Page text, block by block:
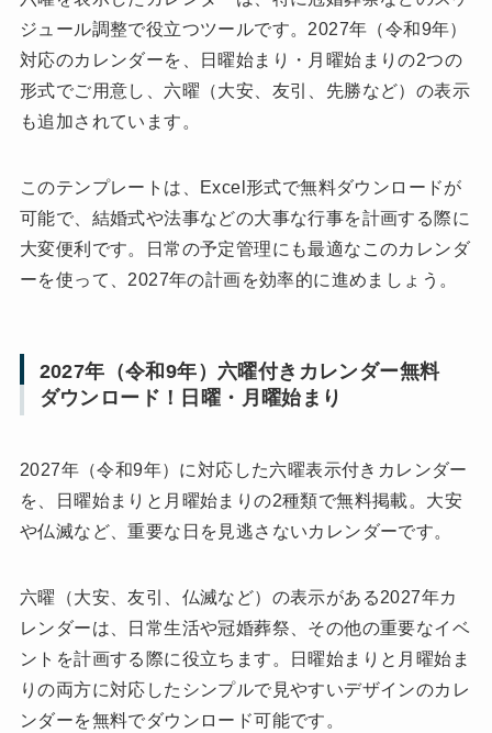
ジュール調整で役立つツールです。2027年（令和9年）
対応のカレンダーを、日曜始まり・月曜始まりの2つの
形式でご用意し、六曜（大安、友引、先勝など）の表示
も追加されています。
このテンプレートは、Excel形式で無料ダウンロードが
可能で、結婚式や法事などの大事な行事を計画する際に
大変便利です。日常の予定管理にも最適なこのカレンダ
ーを使って、2027年の計画を効率的に進めましょう。
2027年（令和9年）六曜付きカレンダー無料
ダウンロード！日曜・月曜始まり
2027年（令和9年）に対応した六曜表示付きカレンダー
を、日曜始まりと月曜始まりの2種類で無料掲載。大安
や仏滅など、重要な日を見逃さないカレンダーです。
六曜（大安、友引、仏滅など）の表示がある2027年カ
レンダーは、日常生活や冠婚葬祭、その他の重要なイベ
ントを計画する際に役立ちます。日曜始まりと月曜始ま
りの両方に対応したシンプルで見やすいデザインのカレ
ンダーを無料でダウンロード可能です。